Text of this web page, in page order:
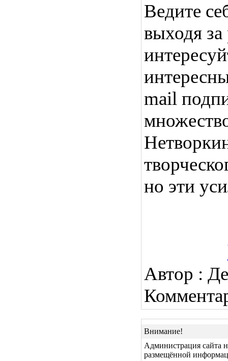
Ведите
выходя за
mail
но эти
Автор :
Внимание!
Администрация сайта
размещённой